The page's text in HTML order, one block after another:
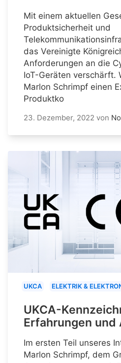
Mit einem aktuellen
Produktsicherheit und
das Vereinigte
Anforderungen an die
IoT-Geräten verschärft.
Marlon Schrimpf einen
Produktko
23. Dezember, 2022 von
UKCA ELEKTRIK &
UKCA-
Erfahrungen und
Im ersten Teil unseres
Marlon Schrimpf, dem